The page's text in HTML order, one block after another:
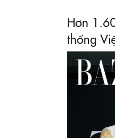
Hơn
thống